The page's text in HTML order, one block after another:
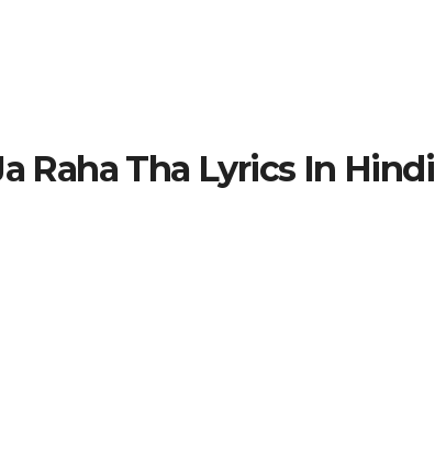
Raha Tha Lyrics In Hindi